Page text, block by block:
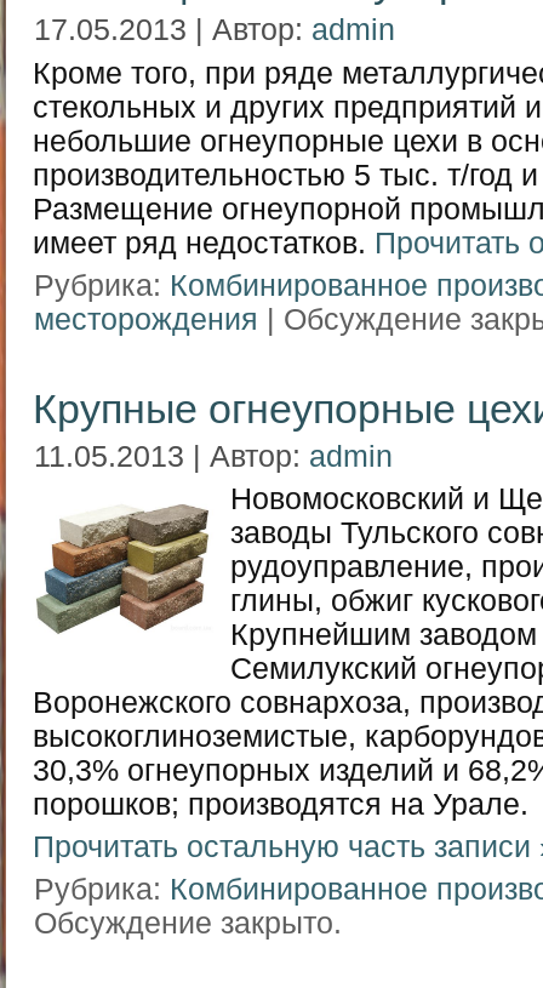
17.05.2013 | Автор: admin
Кроме того, при ряде
стекольных и других предприятий
небольшие огнеупорные цехи в
производительностью 5 тыс. т/год
Размещение огнеупорной
имеет ряд недостатков. Прочитать
Рубрика: Комбинированное
месторождения
Обсуждение
Крупные огнеупорные
11.05.2013 | Автор: admin
Новомосковский и
заводы Тульского
рудоуправление,
глины, обжиг
Крупнейшим заводом
Семилукский
Воронежского совнархоза,
высокоглиноземистые,
30,3% огнеупорных изделий и
порошков; производятся на Урале.
Прочитать остальную часть записи
Рубрика: Комбинированное
Обсуждение закрыто.